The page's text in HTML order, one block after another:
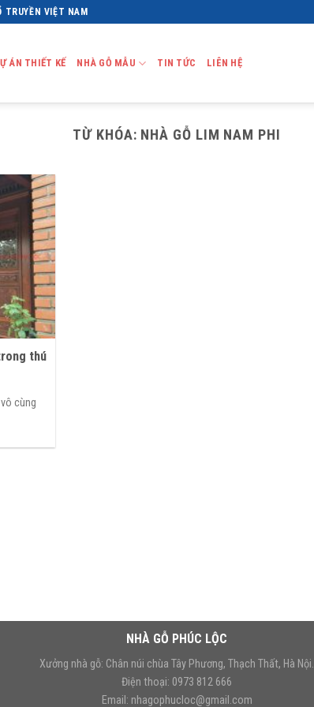
TRUYỀN VIỆT NAM
ÁN THIẾT KẾ NHÀ GỖ MẪU TIN TỨC LIÊN HỆ
TỪ KHÓA: NHÀ GỖ LIM NAM PHI
thú
cùng
NHÀ GỖ PHÚC LỘC
Xưởng nhà gỗ: Chân núi chùa Tây Phương, Thạch Thất, Hà Nội.
Điện thoại: 0973 812 666
Email: nhagophucloc@gmail.com